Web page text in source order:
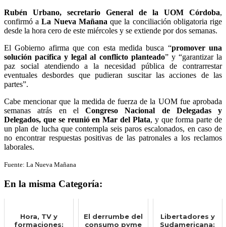
Rubén Urbano, secretario General de la UOM Córdoba,
confirmó aLa Nueva Mañana que la conciliación obligatoria rige
desde la hora cero de este miércoles y se extiende por dos semanas.
El Gobierno afirma que con esta medida busca “promover una
solución pacífica y legal al conflicto planteado” y “garantizar la
paz social atendiendo a la necesidad pública de contrarrestar
eventuales desbordes que pudieran suscitar las acciones de las
partes”.
Cabe mencionar que la medida de fuerza de la UOM fue aprobada
semanas atrás en el Congreso Nacional de Delegadas y
Delegados, que se reunió en Mar del Plata, y que forma parte de
un plan de lucha que contempla seis paros escalonados, en caso de
no encontrar respuestas positivas de las patronales a los reclamos
laborales.
Fuente: La Nueva Mañana
En la misma Categoría:
Hora, TV y
formaciones:
El derrumbe del
consumo pyme
Libertadores y
Sudamericana: